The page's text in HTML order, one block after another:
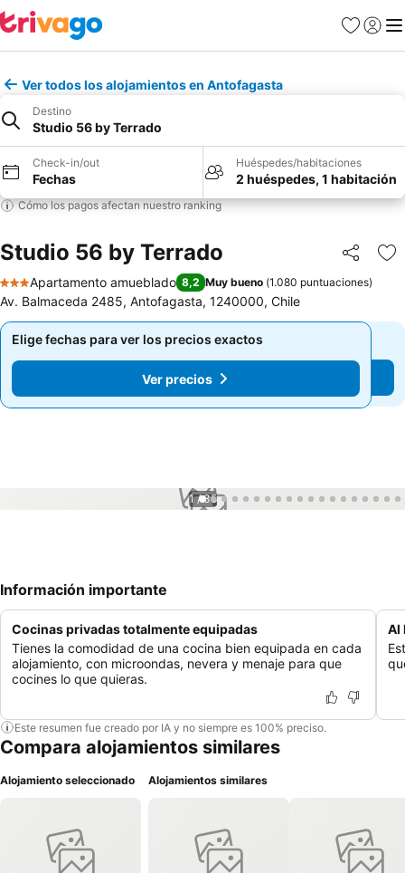
Favoritos
Iniciar
Ver todos los alojamientos en Antofagasta
Destino
Studio 56 by Terrado
Check-in/out
Fechas
Huéspedes/habitaciones
2 huéspedes, 1 habitación
Cómo los pagos afectan nuestro ranking
Studio 56 by Terrado Compartir
3 Estrellas
Apartamento amueblado 8,2 Muy bueno (1.080 puntuaciones)
Av. Balmaceda 2485, Antofagasta, 1240000, Chile
Elige fechas para ver los precios exactos
Ver precios
Elige fechas para ver los precios exactos
Ver precios
1 / 35
Información importante
Cocinas privadas totalmente equipadas
Tienes la comodidad de una cocina bien equipada en cada
alojamiento, con microondas, nevera y menaje para que
cocines lo que quieras.
Al
Este resumen fue creado por IA y no siempre es 100% preciso.
Compara alojamientos similares
Alojamiento seleccionado Alojamientos similares